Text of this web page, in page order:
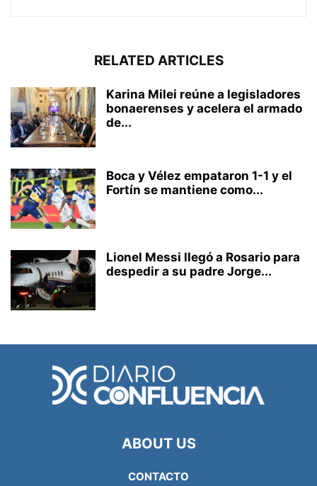
RELATED ARTICLES
Karina Milei reúne a legisladores
bonaerenses y acelera el armado
de...
Boca y Vélez empataron 1-1 y el
Fortín se mantiene como...
Lionel Messi llegó a Rosario para
despedir a su padre Jorge...
ABOUT US
CONTACTO